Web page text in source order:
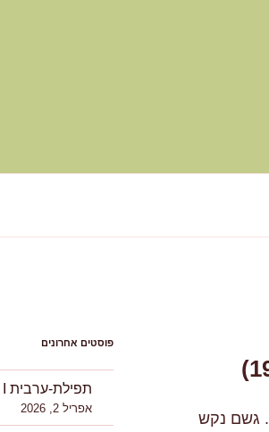
גשם נקש
פוסטים אחרונים
תפילת-ערבית I לוֹרי קוֹלוִין (1992-1944)
אפריל 2, 2026